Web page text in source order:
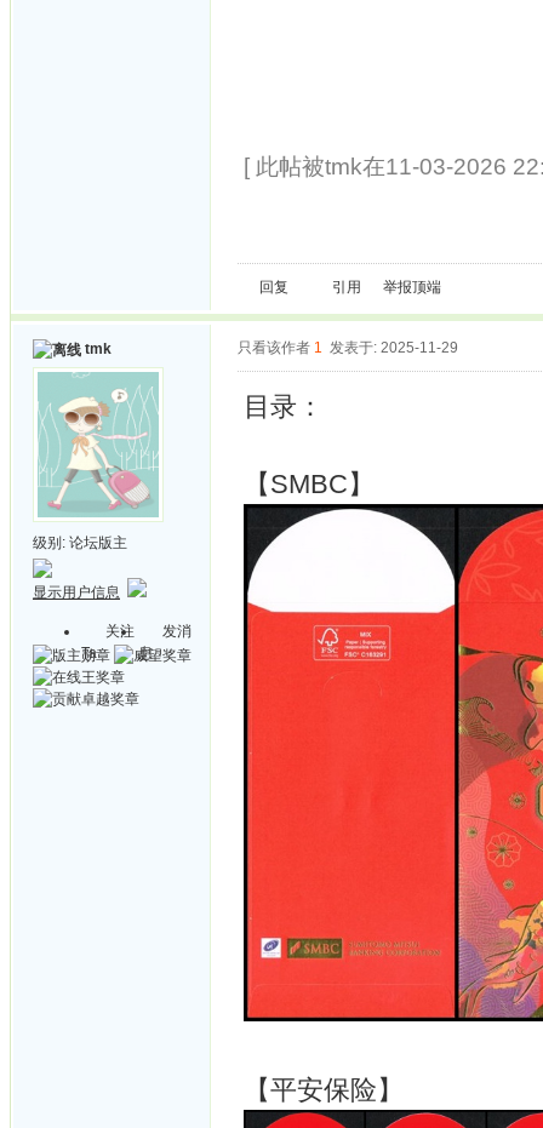
[ 此帖被tmk在11-03-2026
回复 引用 举报顶端
tmk
级别: 论坛版主
显示用户信息
关注
Ta
发消
息
只看该作者 1 发表于: 2025-11-29
目录：
【SMBC】
【平安保险】